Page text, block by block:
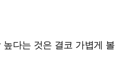
다는 것은 결코 가볍게 볼